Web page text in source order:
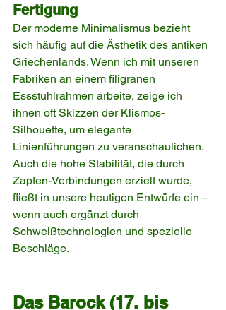
Fertigung
Der moderne Minimalismus bezieht
sich häufig auf die Ästhetik des antiken
Griechenlands. Wenn ich mit unseren
Fabriken an einem filigranen
Essstuhlrahmen arbeite, zeige ich
ihnen oft Skizzen der Klismos-
Silhouette, um elegante
Linienführungen zu veranschaulichen.
Auch die hohe Stabilität, die durch
Zapfen-Verbindungen erzielt wurde,
fließt in unsere heutigen Entwürfe ein –
wenn auch ergänzt durch
Schweißtechnologien und spezielle
Beschläge.
Das Barock (17. bis